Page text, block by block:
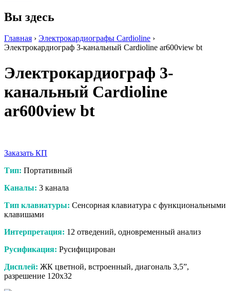
Вы здесь
Главная › Электрокардиографы Cardioline ›
Электрокардиограф 3-канальный Cardioline ar600view bt
Электрокардиограф 3-
канальный Cardioline
ar600view bt
Заказать КП
Тип: Портативный
Каналы: 3 канала
Тип клавиатуры: Сенсорная клавиатура с функциональными
клавишами
Интерпретация: 12 отведений, одновременный анализ
Русификация: Русифицирован
Дисплей: ЖК цветной, встроенный, диагональ 3,5”,
разрешение 120х32